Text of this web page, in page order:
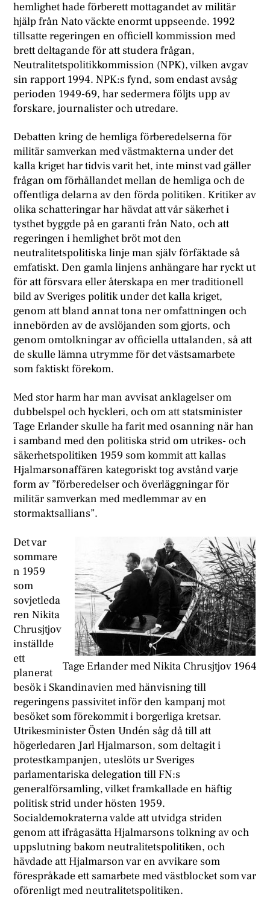
hemlighet hade förberett mottagandet av militär
hjälp från Nato väckte enormt uppseende. 1992
tillsatte regeringen en officiell kommission med
brett deltagande för att studera frågan,
Neutralitetspolitikkommission (NPK), vilken avgav
sin rapport 1994. NPK:s fynd, som endast avsåg
perioden 1949-69, har sedermera följts upp av
forskare, journalister och utredare.
Debatten kring de hemliga förberedelserna för
militär samverkan med västmakterna under det
kalla kriget har tidvis varit het, inte minst vad gäller
frågan om förhållandet mellan de hemliga och de
offentliga delarna av den förda politiken. Kritiker av
olika schatteringar har hävdat att vår säkerhet i
tysthet byggde på en garanti från Nato, och att
regeringen i hemlighet bröt mot den
neutralitetspolitiska linje man själv förfäktade så
emfatiskt. Den gamla linjens anhängare har ryckt ut
för att försvara eller återskapa en mer traditionell
bild av Sveriges politik under det kalla kriget,
genom att bland annat tona ner omfattningen och
innebörden av de avslöjanden som gjorts, och
genom omtolkningar av officiella uttalanden, så att
de skulle lämna utrymme för det västsamarbete
som faktiskt förekom.
Med stor harm har man avvisat anklagelser om
dubbelspel och hyckleri, och om att statsminister
Tage Erlander skulle ha farit med osanning när han
i samband med den politiska strid om utrikes- och
säkerhetspolitiken 1959 som kommit att kallas
Hjalmarsonaffären kategoriskt tog avstånd varje
form av ”förberedelser och överläggningar för
militär samverkan med medlemmar av en
stormaktsallians”.
Tage Erlander med Nikita Chrusjtjov 1964
Det var
sommare
n 1959
som
sovjetleda
ren Nikita
Chrusjtjov
inställde
ett
planerat
besök i Skandinavien med hänvisning till
regeringens passivitet inför den kampanj mot
besöket som förekommit i borgerliga kretsar.
Utrikesminister Östen Undén såg då till att
högerledaren Jarl Hjalmarson, som deltagit i
protestkampanjen, uteslöts ur Sveriges
parlamentariska delegation till FN:s
generalförsamling, vilket framkallade en häftig
politisk strid under hösten 1959.
Socialdemokraterna valde att utvidga striden
genom att ifrågasätta Hjalmarsons tolkning av och
uppslutning bakom neutralitetspolitiken, och
hävdade att Hjalmarson var en avvikare som
förespråkade ett samarbete med västblocket som var
oförenligt med neutralitetspolitiken.